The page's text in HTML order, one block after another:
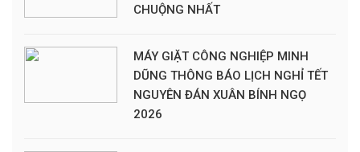
CHUỘNG NHẤT
MÁY GIẶT CÔNG NGHIỆP MINH
DŨNG THÔNG BÁO LỊCH NGHỈ TẾT
NGUYÊN ĐÁN XUÂN BÍNH NGỌ
2026